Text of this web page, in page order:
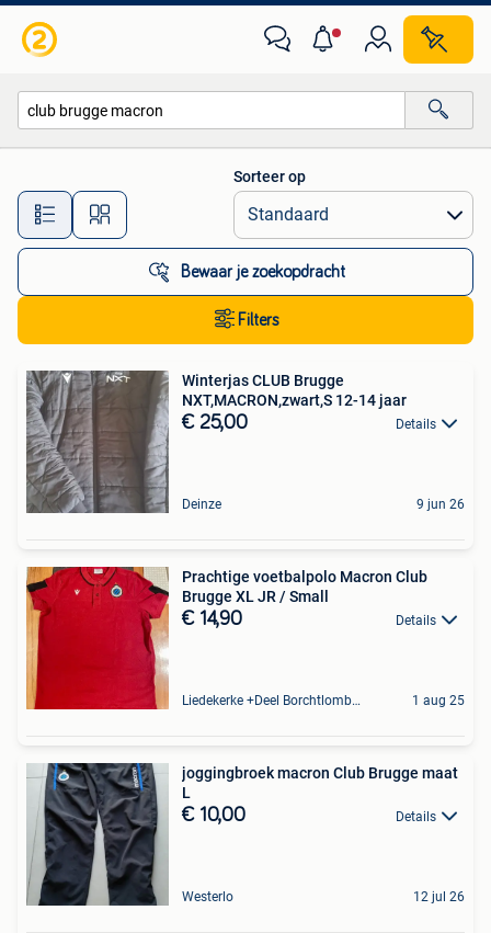
Alle afstanden…
Sorteer op
Bewaar je zoekopdracht
Filters
Winterjas CLUB Brugge
NXT,MACRON,zwart,S 12-14 jaar
€ 25,00 Details
Deinze 9 jun 26
Prachtige voetbalpolo Macron Club
Brugge XL JR / Small
€ 14,90 Details
Liedekerke +Deel Borchtlombeek 1 aug 25
joggingbroek macron Club Brugge maat
L
€ 10,00 Details
Westerlo 12 jul 26